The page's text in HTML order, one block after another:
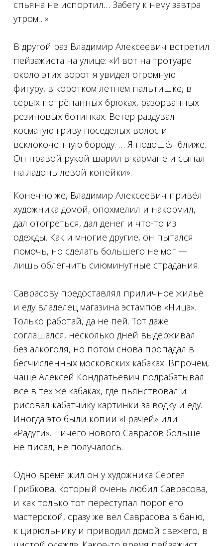
спьяна не испортил… Забегу к нему завтра
утром…»
В другой раз Владимир Алексеевич встретил
пейзажиста на улице: «И вот на тротуаре
около этих ворот я увидел огромную
фигуру, в коротком летнем пальтишке, в
серых потрёпанных брюках, разорванных
резиновых ботинках. Ветер раздувал
косматую гриву поседелых волос и
всклокоченную бороду. … Я подошёл ближе.
Он правой рукой шарил в кармане и сыпал
на ладонь левой копейки».
Конечно же, Владимир Алексеевич привёл
художника домой, опохмелил и накормил,
дал отогреться, дал денег и что-то из
одежды. Как и многие другие, он пытался
помочь, но сделать большего не мог —
лишь облегчить сиюминутные страдания.
Саврасову предоставлял приличное жильё
и еду владелец магазина эстампов «Ница».
Только работай, да не пей. Тот даже
соглашался, несколько дней выдерживал
без алкоголя, но потом снова пропадал в
бесчисленных московских кабаках. Впрочем,
чаще Алексей Кондратьевич подрабатывал
всё в тех же кабаках, где пьянствовал и
рисовал кабатчику картинки за водку и еду.
Иногда это были копии «Грачей» или
«Радуги». Ничего нового Саврасов больше
не писал, не получалось.
Одно время жил он у художника Сергея
Грибкова, который очень любил Саврасова,
и как только тот переступал порог его
мастерской, сразу же вёл Саврасова в баню,
к цирюльнику и приводил домой свежего, в